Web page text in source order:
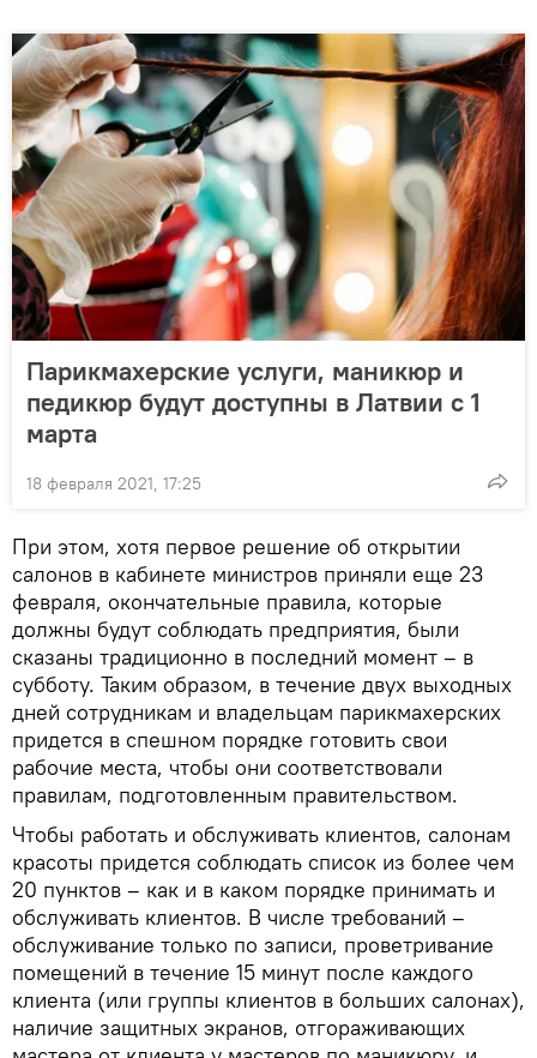
Парикмахерские услуги, маникюр и
педикюр будут доступны в Латвии с 1
марта
18 февраля 2021, 17:25
При этом, хотя первое решение об открытии
салонов в кабинете министров приняли еще 23
февраля, окончательные правила, которые
должны будут соблюдать предприятия, были
сказаны традиционно в последний момент – в
субботу. Таким образом, в течение двух выходных
дней сотрудникам и владельцам парикмахерских
придется в спешном порядке готовить свои
рабочие места, чтобы они соответствовали
правилам, подготовленным правительством.
Чтобы работать и обслуживать клиентов, салонам
красоты придется соблюдать список из более чем
20 пунктов – как и в каком порядке принимать и
обслуживать клиентов. В числе требований –
обслуживание только по записи, проветривание
помещений в течение 15 минут после каждого
клиента (или группы клиентов в больших салонах),
наличие защитных экранов, отгораживающих